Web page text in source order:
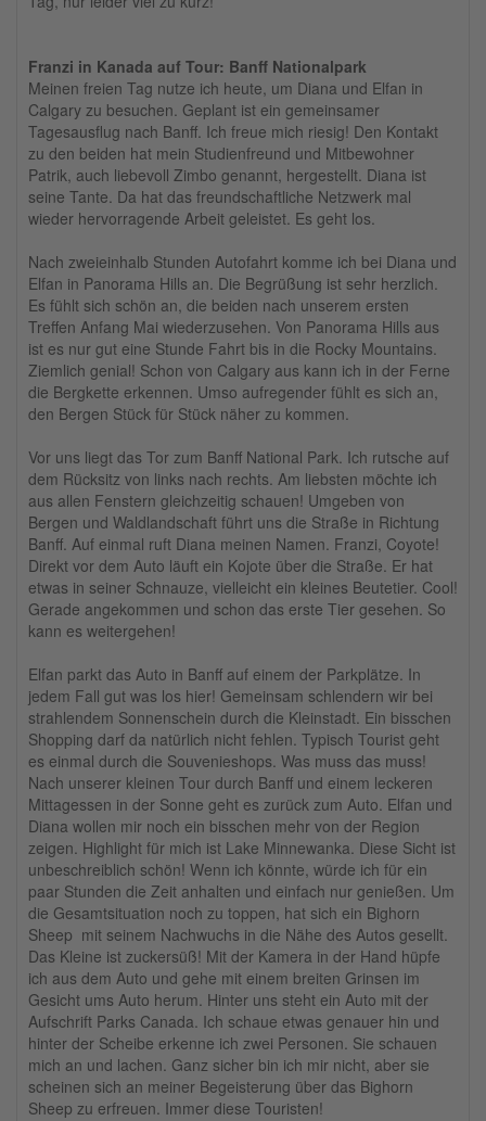
Franzi in Kanada auf Tour: Banff Nationalpark
Meinen freien Tag nutze ich heute, um Diana und Elfan in
Calgary zu besuchen. Geplant ist ein gemeinsamer
Tagesausflug nach Banff. Ich freue mich riesig! Den Kontakt
zu den beiden hat mein Studienfreund und Mitbewohner
Patrik, auch liebevoll Zimbo genannt, hergestellt. Diana ist
seine Tante. Da hat das freundschaftliche Netzwerk mal
wieder hervorragende Arbeit geleistet. Es geht los.
Nach zweieinhalb Stunden Autofahrt komme ich bei Diana und
Elfan in Panorama Hills an. Die Begrüßung ist sehr herzlich.
Es fühlt sich schön an, die beiden nach unserem ersten
Treffen Anfang Mai wiederzusehen. Von Panorama Hills aus
ist es nur gut eine Stunde Fahrt bis in die Rocky Mountains.
Ziemlich genial! Schon von Calgary aus kann ich in der Ferne
die Bergkette erkennen. Umso aufregender fühlt es sich an,
den Bergen Stück für Stück näher zu kommen.
Vor uns liegt das Tor zum Banff National Park. Ich rutsche auf
dem Rücksitz von links nach rechts. Am liebsten möchte ich
aus allen Fenstern gleichzeitig schauen! Umgeben von
Bergen und Waldlandschaft führt uns die Straße in Richtung
Banff. Auf einmal ruft Diana meinen Namen. Franzi, Coyote!
Direkt vor dem Auto läuft ein Kojote über die Straße. Er hat
etwas in seiner Schnauze, vielleicht ein kleines Beutetier. Cool!
Gerade angekommen und schon das erste Tier gesehen. So
kann es weitergehen!
Elfan parkt das Auto in Banff auf einem der Parkplätze. In
jedem Fall gut was los hier! Gemeinsam schlendern wir bei
strahlendem Sonnenschein durch die Kleinstadt. Ein bisschen
Shopping darf da natürlich nicht fehlen. Typisch Tourist geht
es einmal durch die Souvenieshops. Was muss das muss!
Nach unserer kleinen Tour durch Banff und einem leckeren
Mittagessen in der Sonne geht es zurück zum Auto. Elfan und
Diana wollen mir noch ein bisschen mehr von der Region
zeigen. Highlight für mich ist Lake Minnewanka. Diese Sicht ist
unbeschreiblich schön! Wenn ich könnte, würde ich für ein
paar Stunden die Zeit anhalten und einfach nur genießen. Um
die Gesamtsituation noch zu toppen, hat sich ein Bighorn
Sheep mit seinem Nachwuchs in die Nähe des Autos gesellt.
Das Kleine ist zuckersüß! Mit der Kamera in der Hand hüpfe
ich aus dem Auto und gehe mit einem breiten Grinsen im
Gesicht ums Auto herum. Hinter uns steht ein Auto mit der
Aufschrift Parks Canada. Ich schaue etwas genauer hin und
hinter der Scheibe erkenne ich zwei Personen. Sie schauen
mich an und lachen. Ganz sicher bin ich mir nicht, aber sie
scheinen sich an meiner Begeisterung über das Bighorn
Sheep zu erfreuen. Immer diese Touristen!